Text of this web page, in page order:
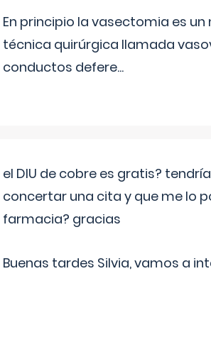
En principio la vasectomia es
técnica quirúrgica llamada
conductos defere...
el DIU de cobre es gratis?
concertar una cita y que me lo
farmacia? gracias
Buenas tardes Silvia, vamos a